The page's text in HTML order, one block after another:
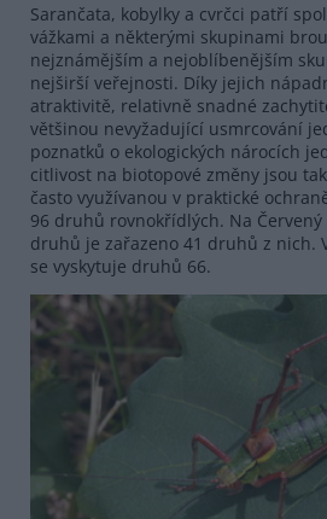
Sarančata, kobylky a cvrčci patří
vážkami a některými skupinami
nejznámějším a nejoblíbenějším
nejširší veřejnosti. Díky jejich
atraktivitě, relativně snadné
většinou nevyžadující usmrcování
poznatků o ekologických nárocích
citlivost na biotopové změny jsou
často využívanou v praktické
96 druhů rovnokřídlých. Na
druhů je zařazeno 41 druhů z nich.
se vyskytuje druhů 66.